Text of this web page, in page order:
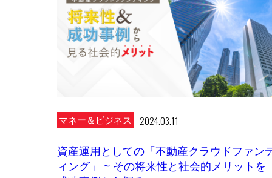
マネー＆ビジネス 2024.03.11
資産運用としての「不動産クラウドファン
ィング」 ~ その将来性と社会的メリットを